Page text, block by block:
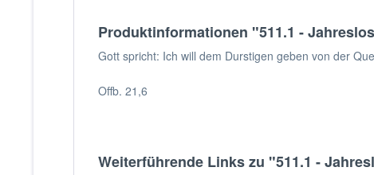
Produktinformationen "511.1 -
Gott spricht: Ich will dem Durstigen geben von der
Offb. 21,6
Weiterführende Links zu "511.1 -